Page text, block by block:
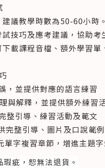
議教學時數為50-60小時。
技巧及應考建議，協助考
載課程音檔、額外學習
，並提供對應的語言練習
與解釋，並提供額外練習
引導、練習活動及範文
整引導、圖片及口說範例
字複習章節，增進主題
疵，恕無法退貨。